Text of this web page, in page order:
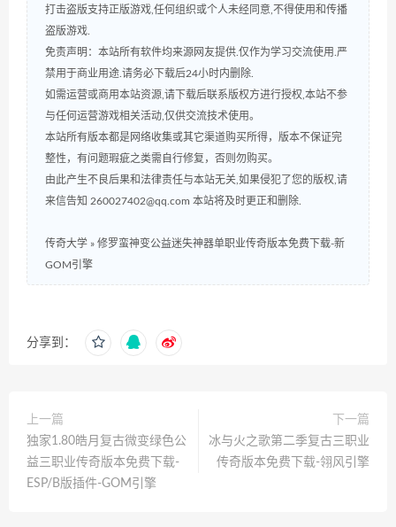
打击盗版支持正版游戏,任何组织或个人未经同意,不得使用和传播
盗版游戏.
免责声明：本站所有软件均来源网友提供.仅作为学习交流使用.严
禁用于商业用途.请务必下载后24小时内删除.
如需运营或商用本站资源,请下载后联系版权方进行授权,本站不参
与任何运营游戏相关活动,仅供交流技术使用。
本站所有版本都是网络收集或其它渠道购买所得，版本不保证完
整性，有问题瑕疵之类需自行修复，否则勿购买。
由此产生不良后果和法律责任与本站无关,如果侵犯了您的版权,请
来信告知 260027402@qq.com 本站将及时更正和删除.
传奇大学 » 修罗蛮神变公益迷失神器单职业传奇版本免费下载-新
GOM引擎
分享到：
上一篇
独家1.80皓月复古微变绿色公
益三职业传奇版本免费下载-
ESP/B版插件-GOM引擎
下一篇
冰与火之歌第二季复古三职业
传奇版本免费下载-翎风引擎